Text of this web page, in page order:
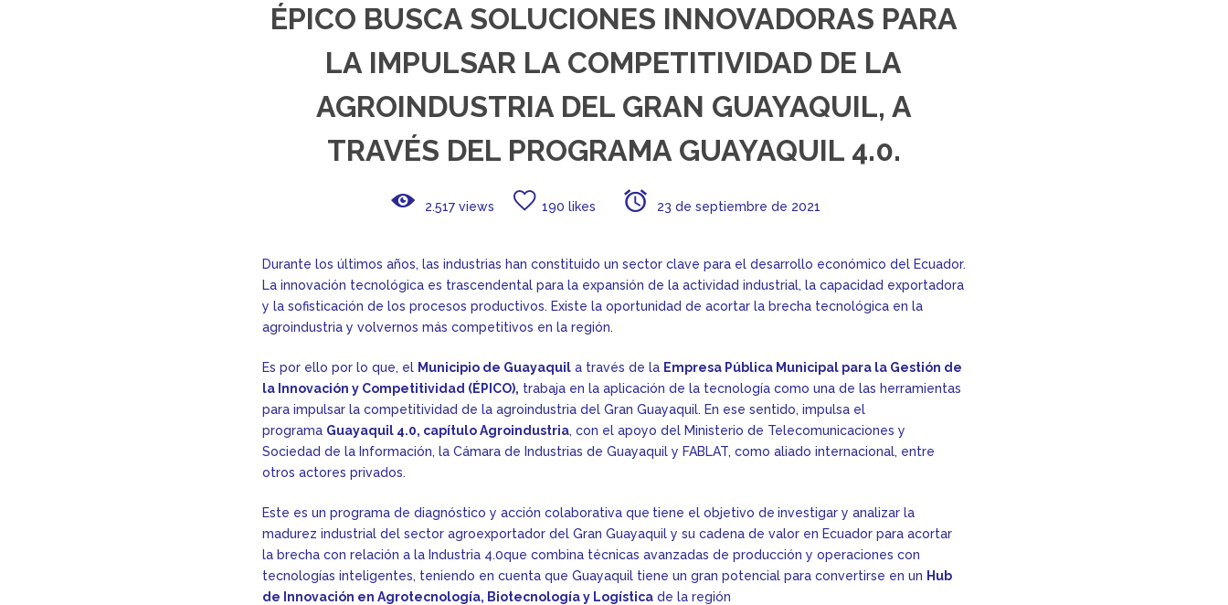
ÉPICO BUSCA SOLUCIONES INNOVADORAS PARA
LA IMPULSAR LA COMPETITIVIDAD DE LA
AGROINDUSTRIA DEL GRAN GUAYAQUIL, A
TRAVÉS DEL PROGRAMA GUAYAQUIL 4.0.
2.517 views 190 likes 23 de septiembre de 2021
Durante los últimos años, las industrias han constituido un sector clave para el desarrollo económico del Ecuador.
La innovación tecnológica es trascendental para la expansión de la actividad industrial, la capacidad exportadora
y la sofisticación de los procesos productivos. Existe la oportunidad de acortar la brecha tecnológica en la
agroindustria y volvernos más competitivos en la región.
Es por ello por lo que, el Municipio de Guayaquil a través de la Empresa Pública Municipal para la Gestión de
la Innovación y Competitividad (ÉPICO), trabaja en la aplicación de la tecnología como una de las herramientas
para impulsar la competitividad de la agroindustria del Gran Guayaquil. En ese sentido, impulsa el
programa Guayaquil 4.0, capítulo Agroindustria, con el apoyo del Ministerio de Telecomunicaciones y
Sociedad de la Información, la Cámara de Industrias de Guayaquil y FABLAT, como aliado internacional, entre
otros actores privados.
Este es un programa de diagnóstico y acción colaborativa que tiene el objetivo de investigar y analizar la
madurez industrial del sector agroexportador del Gran Guayaquil y su cadena de valor en Ecuador para acortar
la brecha con relación a la Industria 4.0que combina técnicas avanzadas de producción y operaciones con
tecnologías inteligentes, teniendo en cuenta que Guayaquil tiene un gran potencial para convertirse en un Hub
de Innovación en Agrotecnología, Biotecnología y Logística de la región